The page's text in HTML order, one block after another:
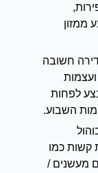
ממזון
חשובה
לפחות
קשות כמו
מעשנים /